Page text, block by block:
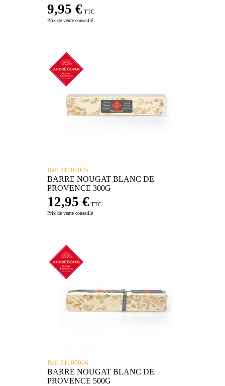
9,95 € TTC
Prix de vente conseillé
Réf: 31100005
BARRE NOUGAT BLANC DE
PROVENCE 300G
12,95 € TTC
Prix de vente conseillé
Réf: 31100006
BARRE NOUGAT BLANC DE
PROVENCE 500G